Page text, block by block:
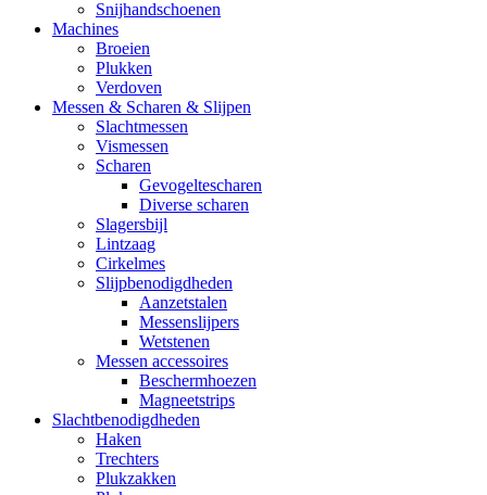
Snijhandschoenen
Machines
Broeien
Plukken
Verdoven
Messen & Scharen & Slijpen
Slachtmessen
Vismessen
Scharen
Gevogeltescharen
Diverse scharen
Slagersbijl
Lintzaag
Cirkelmes
Slijpbenodigdheden
Aanzetstalen
Messenslijpers
Wetstenen
Messen accessoires
Beschermhoezen
Magneetstrips
Slachtbenodigdheden
Haken
Trechters
Plukzakken